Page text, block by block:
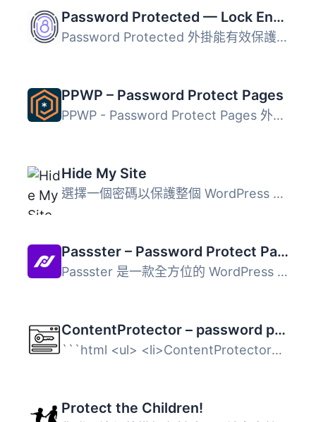
Password Protected — Lock Entire Site, Pages, Posts, Categories, and Partial Content
Password Protected 外掛能有效保護您的 WordPress 網站，讓...
PPWP – Password Protect Pages
PPWP - Password Protect Pages 外掛提供一個強大且全面的解...
Hide My Site
選擇一個密碼以保護整個 WordPress 網站，只有知道此密碼的訪...
Passster – Password Protect Pages and Content
Passster 是一款全方位的 WordPress 外掛，能夠在幾秒鐘內為...
ContentProtector – password protect your page, post or text
```html <ul> <li>ContentProtector是一個輕量...
Protect the Children!